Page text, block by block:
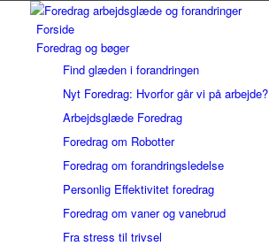
Forside
Foredrag og bøger
Find glæden i forandringen
Nyt Foredrag: Hvorfor går vi på arbejde?
Arbejdsglæde Foredrag
Foredrag om Robotter
Foredrag om forandringsledelse
Personlig Effektivitet foredrag
Foredrag om vaner og vanebrud
Fra stress til trivsel